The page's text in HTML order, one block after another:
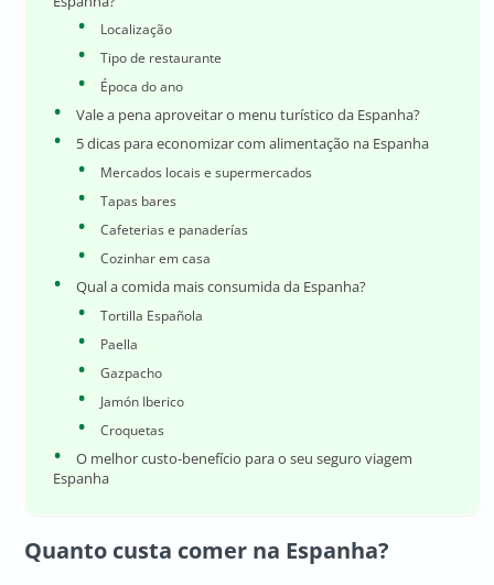
Localização
Tipo de restaurante
Época do ano
Vale a pena aproveitar o menu turístico da Espanha?
5 dicas para economizar com alimentação na Espanha
Mercados locais e supermercados
Tapas bares
Cafeterias e panaderías
Cozinhar em casa
Qual a comida mais consumida da Espanha?
Tortilla Española
Paella
Gazpacho
Jamón Iberico
Croquetas
O melhor custo-benefício para o seu seguro viagem
Espanha
Quanto custa comer na Espanha?